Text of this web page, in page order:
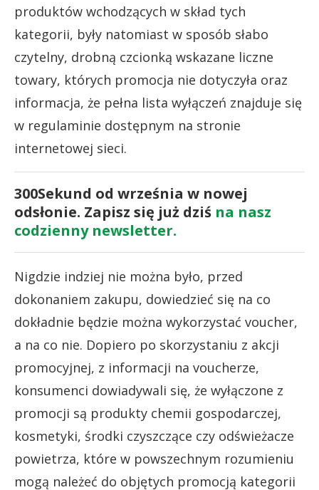
produktów wchodzących w skład tych
kategorii, były natomiast w sposób słabo
czytelny, drobną czcionką wskazane liczne
towary, których promocja nie dotyczyła oraz
informacja, że pełna lista wyłączeń znajduje się
w regulaminie dostępnym na stronie
internetowej sieci.
300Sekund od września w nowej
odsłonie. Zapisz się już dziś na nasz
codzienny newsletter.
Nigdzie indziej nie można było, przed
dokonaniem zakupu, dowiedzieć się na co
dokładnie będzie można wykorzystać voucher,
a na co nie. Dopiero po skorzystaniu z akcji
promocyjnej, z informacji na voucherze,
konsumenci dowiadywali się, że wyłączone z
promocji są produkty chemii gospodarczej,
kosmetyki, środki czyszczące czy odświeżacze
powietrza, które w powszechnym rozumieniu
mogą należeć do objętych promocją kategorii